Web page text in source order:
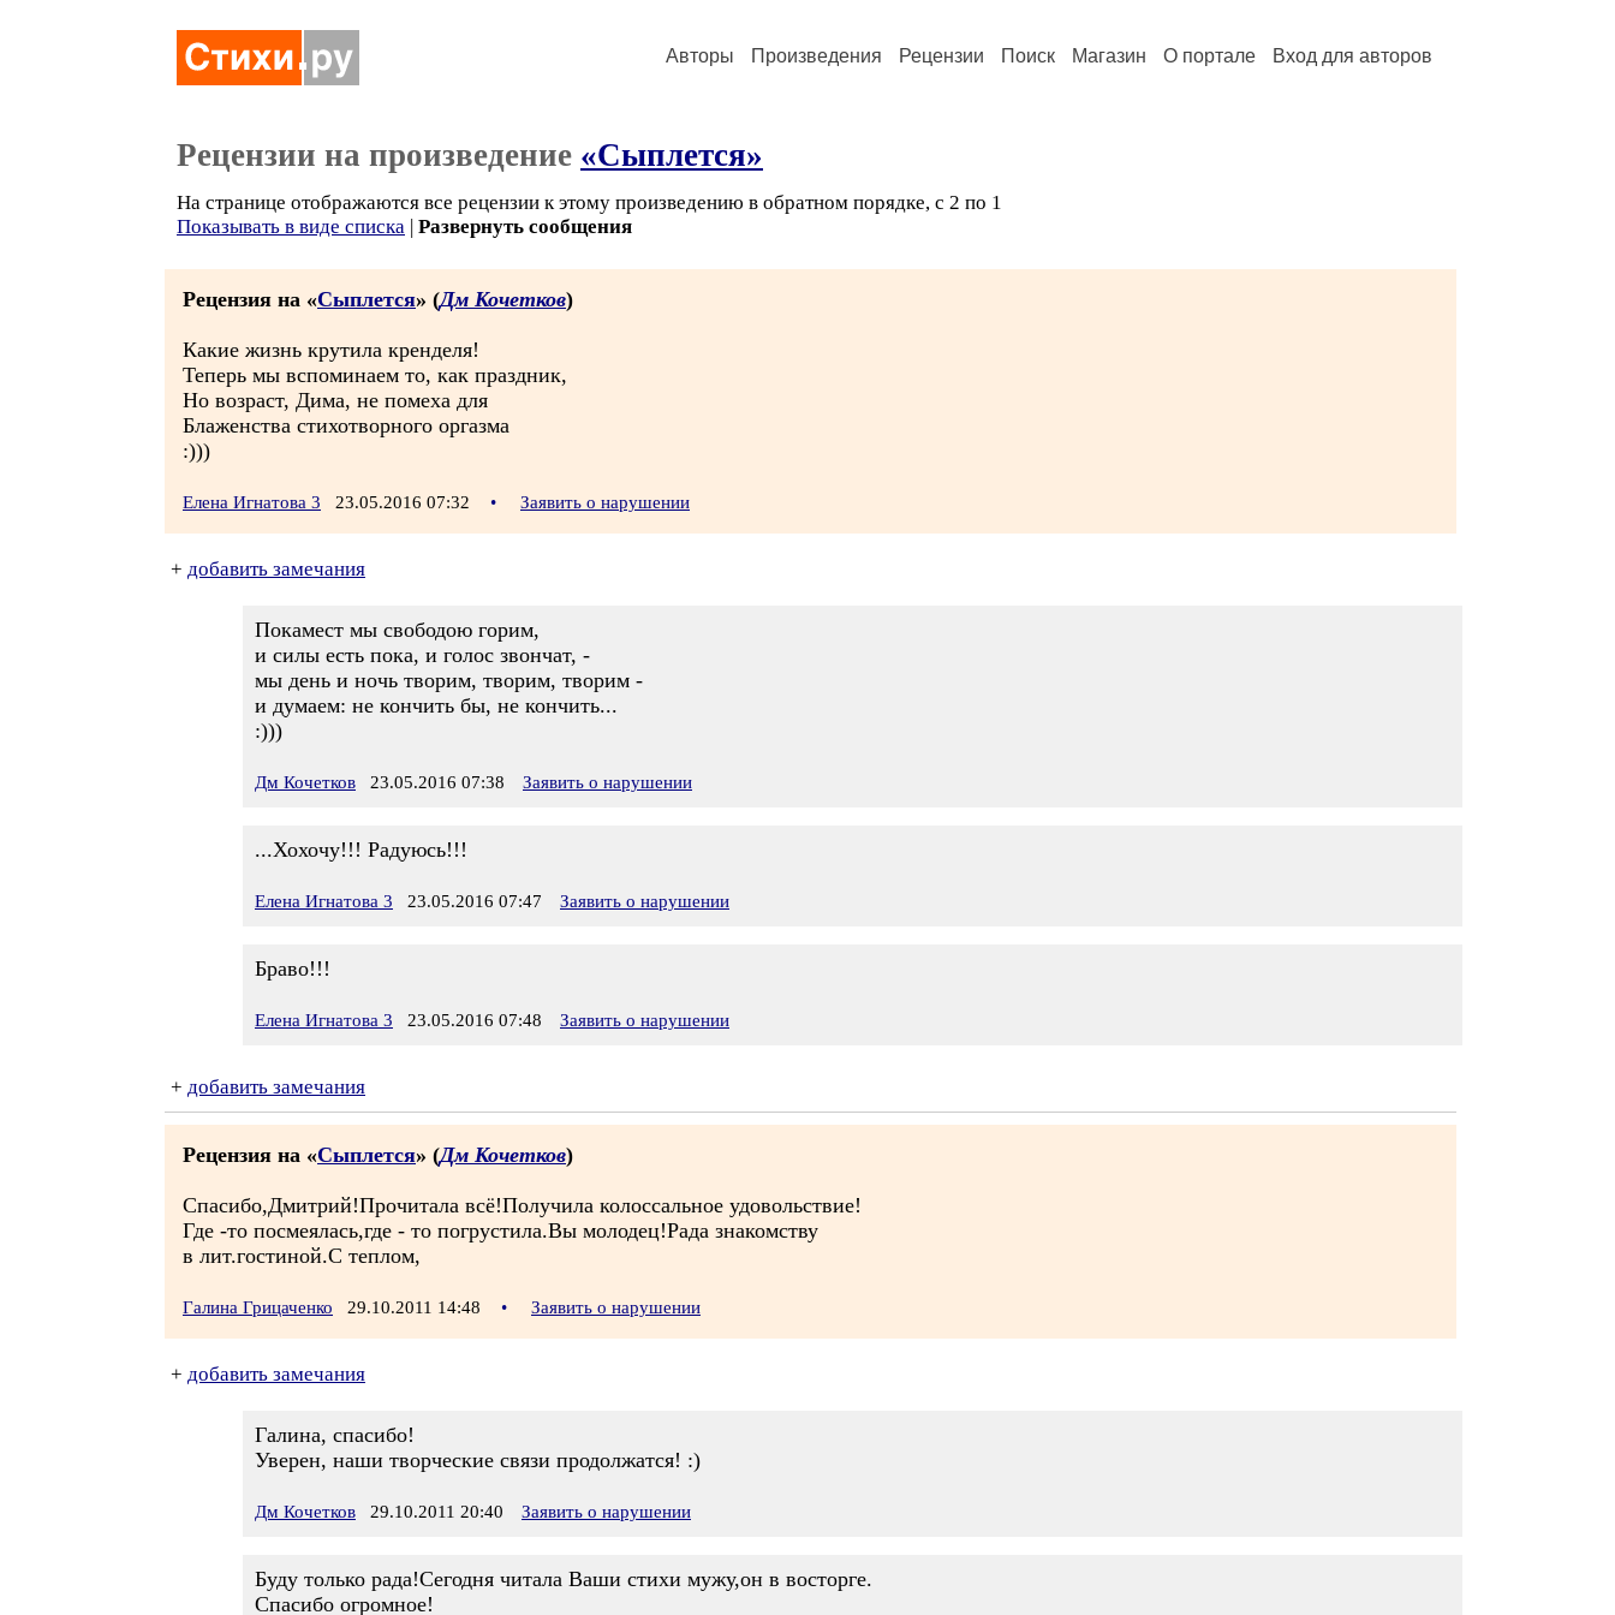
Авторы Произведения Рецензии Поиск Магазин О портале Вход для авторов
Рецензии на произведение «Сыплется»
На странице отображаются все рецензии к этому произведению в обратном порядке, с 2 по 1
Показывать в виде списка | Развернуть сообщения
Рецензия на «Сыплется» (Дм Кочетков)
Какие жизнь крутила кренделя!
Теперь мы вспоминаем то, как праздник,
Но возраст, Дима, не помеха для
Блаженства стихотворного оргазма
:)))
Елена Игнатова 3 23.05.2016 07:32 • Заявить о нарушении
+ добавить замечания
Покамест мы свободою горим,
и силы есть пока, и голос звончат, -
мы день и ночь творим, творим, творим -
и думаем: не кончить бы, не кончить...
:)))
Дм Кочетков 23.05.2016 07:38 Заявить о нарушении
...Хохочу!!! Радуюсь!!!
Елена Игнатова 3 23.05.2016 07:47 Заявить о нарушении
Браво!!!
Елена Игнатова 3 23.05.2016 07:48 Заявить о нарушении
+ добавить замечания
Рецензия на «Сыплется» (Дм Кочетков)
Спасибо,Дмитрий!Прочитала всё!Получила колоссальное удовольствие!
Где -то посмеялась,где - то погрустила.Вы молодец!Рада знакомству
в лит.гостиной.С теплом,
Галина Грицаченко 29.10.2011 14:48 • Заявить о нарушении
+ добавить замечания
Галина, спасибо!
Уверен, наши творческие связи продолжатся! :)
Дм Кочетков 29.10.2011 20:40 Заявить о нарушении
Буду только рада!Сегодня читала Ваши стихи мужу,он в восторге.
Спасибо огромное!